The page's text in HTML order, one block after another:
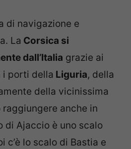
di navigazione e
La Corsica si
dall’Italia grazie ai
i porti della Liguria, della
della vicinissima
raggiungere anche in
di Ajaccio è uno scalo
c’è lo scalo di Bastia e